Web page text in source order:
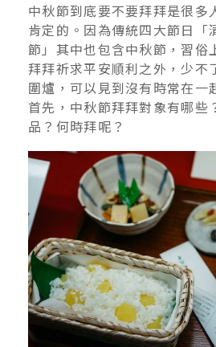
中秋節到底要不要拜拜是很多
肯定的。因為傳統四大節日「
節」其中也包含中秋節，習俗
拜拜祈求平安順利之外，少不
圍爐，可以見到沒有時常在一
首先，中秋節拜拜對象有哪些
品？何時拜呢？